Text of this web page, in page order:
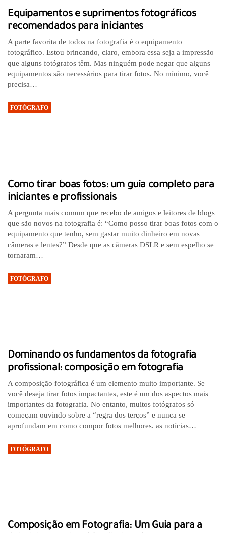
Equipamentos e suprimentos fotográficos
recomendados para iniciantes
A parte favorita de todos na fotografia é o equipamento
fotográfico. Estou brincando, claro, embora essa seja a impressão
que alguns fotógrafos têm. Mas ninguém pode negar que alguns
equipamentos são necessários para tirar fotos. No mínimo, você
precisa…
FOTÓGRAFO
Como tirar boas fotos: um guia completo para
iniciantes e profissionais
A pergunta mais comum que recebo de amigos e leitores de blogs
que são novos na fotografia é: “Como posso tirar boas fotos com o
equipamento que tenho, sem gastar muito dinheiro em novas
câmeras e lentes?” Desde que as câmeras DSLR e sem espelho se
tornaram…
FOTÓGRAFO
Dominando os fundamentos da fotografia
profissional: composição em fotografia
A composição fotográfica é um elemento muito importante. Se
você deseja tirar fotos impactantes, este é um dos aspectos mais
importantes da fotografia. No entanto, muitos fotógrafos só
começam ouvindo sobre a “regra dos terços” e nunca se
aprofundam em como compor fotos melhores. as notícias…
FOTÓGRAFO
Composição em Fotografia: Um Guia para a